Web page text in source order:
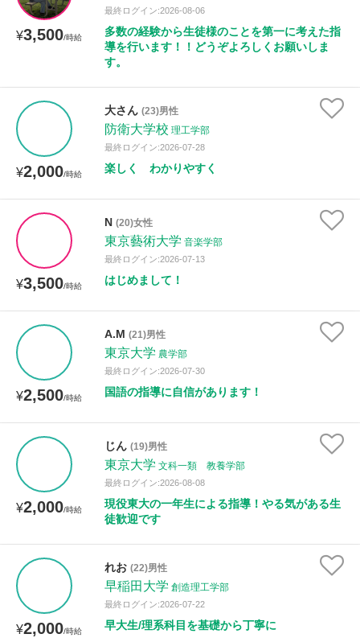
¥3,500/時給
最終ログイン:2026-08-06
多数の経験から生徒様のことを第一に考えた指
導を行います！！どうぞよろしくお願いしま
す。
¥2,000/時給
大さん (23)男性
防衛大学校 理工学部
最終ログイン:2026-07-28
楽しく わかりやすく
¥3,500/時給
N (20)女性
東京藝術大学 音楽学部
最終ログイン:2026-07-13
はじめまして！
¥2,500/時給
A.M (21)男性
東京大学 農学部
最終ログイン:2026-07-30
国語の指導に自信があります！
¥2,000/時給
じん (19)男性
東京大学 文科一類 教養学部
最終ログイン:2026-08-08
現役東大の一年生による指導！やる気がある生
徒歓迎です
¥2,000/時給
れお (22)男性
早稲田大学 創造理工学部
最終ログイン:2026-07-22
早大生/理系科目を基礎から丁寧に